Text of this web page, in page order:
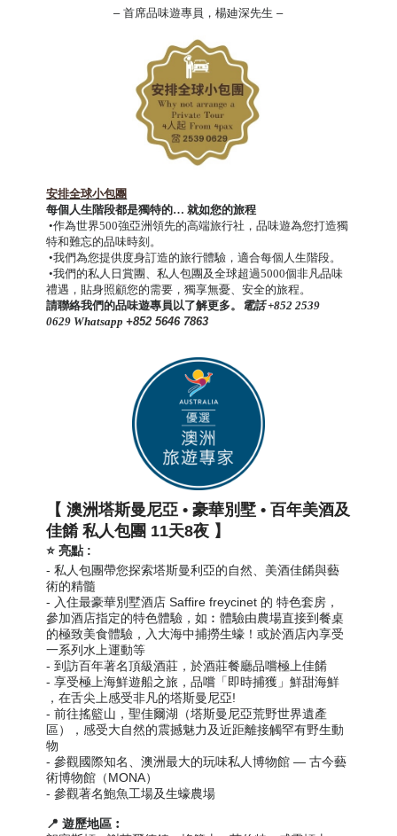
– 首席品味遊專員，楊廸深先生 –
安排全球小包團
每個人生階段都是獨特的… 就如您的旅程
•作為世界500強亞洲領先的高端旅行社，品味遊為您打造獨
特和難忘的品味時刻。
•我們為您提供度身訂造的旅行體驗，適合每個人生階段。
•我們的私人日賞團、私人包團及全球超過5000個非凡品味
禮遇，貼身照顧您的需要，獨享無憂、安全的旅程。
請聯絡我們的品味遊專員以了解更多。
電話 +852 2539
0629 Whatsapp +852 5646 7863
【 澳洲塔斯曼尼亞 • 豪華別墅 • 百年美酒及
佳餚 私人包團 11天8夜 】
⭐ 亮點 :
- 私人包團帶您探索塔斯曼利亞的自然、美酒佳餚與藝
術的精髓
- 入住最豪華別墅酒店 Saffire freycinet 的 特色套房 ，
參加酒店指定的特色體驗，如︰體驗由農場直接到餐桌
的極致美食體驗 ，入大海中捕撈生蠔！或於酒店內享受
一系列水上運動等
- 到訪百年著名頂級酒莊，於酒莊餐廳品嚐極上佳餚
- 享受極上海鮮遊船之旅，品嚐「即時捕獲」鮮甜海鮮
，在舌尖上感受非凡的塔斯曼尼亞!
- 前往搖籃山，聖佳爾湖 （塔斯曼尼亞荒野世界遺產
區）
，感受大自然的震撼魅力及近距離接觸罕有野生動
物
- 參觀國際知名、澳洲最大的玩味私人博物館 — 古今藝
術博物館（MONA）
- 參觀著名鮑魚工場及生蠔農場
📍 遊歷地區︰